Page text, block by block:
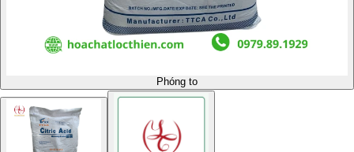
Phóng to